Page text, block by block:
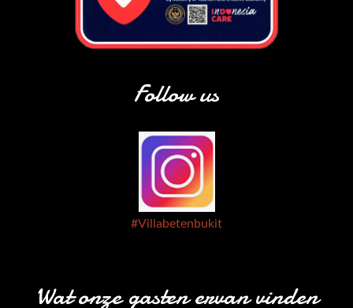
Follow us
#Villabetenbukit
Wat onze gasten ervan vinden